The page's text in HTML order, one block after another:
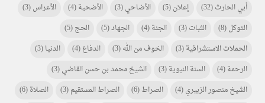
أبي الحارث(32) إعلان(5) الأضاحي(3) الأضحية(4) الأعراس(3)
التوكل(8) الثبات(3) الجنة(4) الجهاد(5) الحج(5)
الحملات الاستشراقية(3) الخوف من الله(3) الدفاع(4) الدنيا(3)
الرحمة(4) السنة النبوية(3) الشيخ محمد بن حسن القاضي(3)
الشيخ منصور الزبيري(4) الصراط(6) الصراط المستقيم(3) الصلاة(6)